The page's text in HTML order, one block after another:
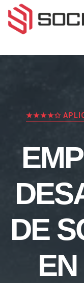
★★★★✩
DE